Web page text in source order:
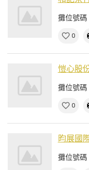
攤位號碼
0
愷心股
攤位號碼
0
昀展國
攤位號碼